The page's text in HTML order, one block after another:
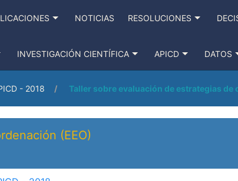
NOTICIAS RESOLUCIONES
INVESTIGACIÓN CIENTÍFICA APICD DATOS
- 2018 Taller sobre evaluación de estrategias de
(EEO)